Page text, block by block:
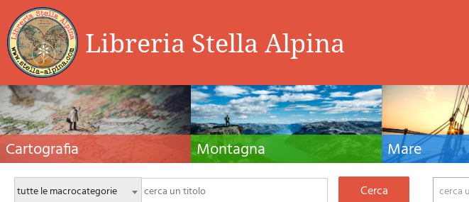
Libreria Stella Alpina
Cartografia
Carte escursionistiche, carte stradali e atlanti,
cartografia d'Italia e di tutto il mondo. Carte dei
sentieri, cartografia per il cicloturismo e
mountain bike
Montagna
Guide alpinistiche, guide escursionistiche,
manuali tecnici per l'alpinismo estivo ed
invernale. Letteratura e filmografia di montagna
Mare
Manuali nautici,
letteratura per la
cerca